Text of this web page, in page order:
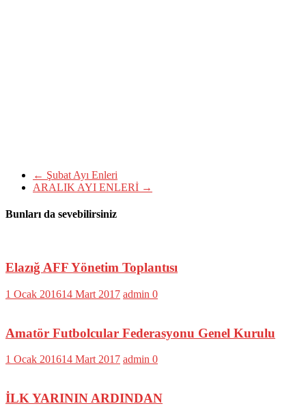
← Şubat Ayı Enleri
ARALIK AYI ENLERİ →
Bunları da sevebilirsiniz
Elazığ AFF Yönetim Toplantısı
1 Ocak 201614 Mart 2017 admin 0
Amatör Futbolcular Federasyonu Genel Kurulu
1 Ocak 201614 Mart 2017 admin 0
İLK YARININ ARDINDAN